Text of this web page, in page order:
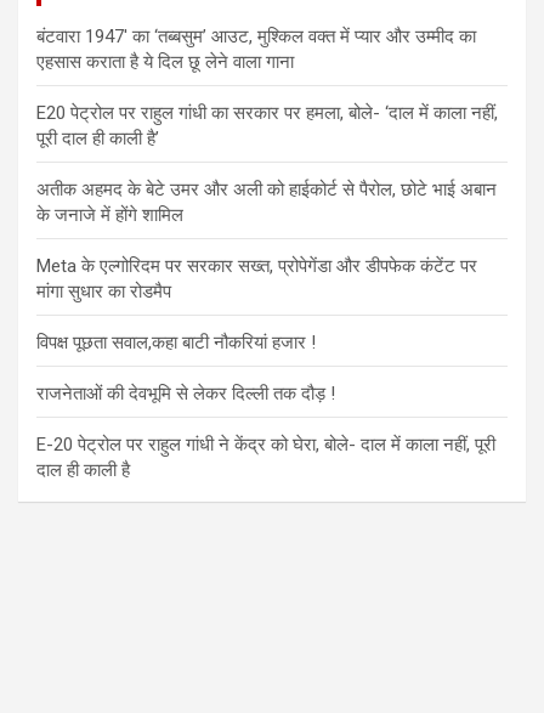
बंटवारा 1947′ का ‘तब्बसुम’ आउट, मुश्किल वक्त में प्यार और उम्मीद का
एहसास कराता है ये दिल छू लेने वाला गाना
E20 पेट्रोल पर राहुल गांधी का सरकार पर हमला, बोले- ‘दाल में काला नहीं,
पूरी दाल ही काली है’
अतीक अहमद के बेटे उमर और अली को हाईकोर्ट से पैरोल, छोटे भाई अबान
के जनाजे में होंगे शामिल
Meta के एल्गोरिदम पर सरकार सख्त, प्रोपेगेंडा और डीपफेक कंटेंट पर
मांगा सुधार का रोडमैप
विपक्ष पूछता सवाल,कहा बाटी नौकरियां हजार !
राजनेताओं की देवभूमि से लेकर दिल्ली तक दौड़ !
E-20 पेट्रोल पर राहुल गांधी ने केंद्र को घेरा, बोले- दाल में काला नहीं, पूरी
दाल ही काली है